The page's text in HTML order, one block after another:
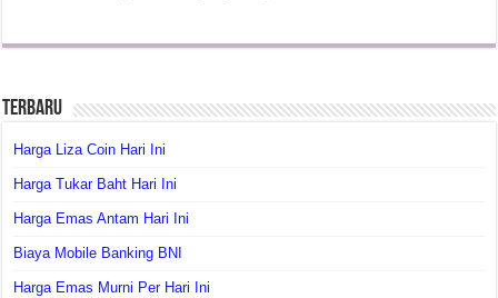
Terbaru
Harga Liza Coin Hari Ini
Harga Tukar Baht Hari Ini
Harga Emas Antam Hari Ini
Biaya Mobile Banking BNI
Harga Emas Murni Per Hari Ini